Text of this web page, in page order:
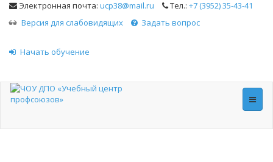
Электронная почта: ucp38@mail.ru Тел.: +7 (3952) 35-43-41
Версия для слабовидящих
Задать вопрос
Начать обучение
Toggle